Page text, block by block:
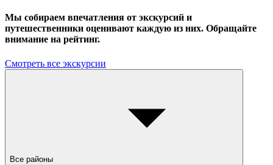
Мы собираем впечатления от экскурсий и
путешественники оценивают каждую из них. Обращайте
внимание на рейтинг.
Смотреть все экскурсии
Все районы